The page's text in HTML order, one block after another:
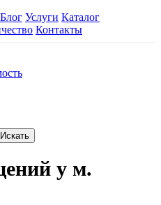
Блог Услуги Каталог
Контакты
у м.